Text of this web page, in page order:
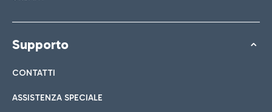
Supporto
CONTATTI
ASSISTENZA SPECIALE